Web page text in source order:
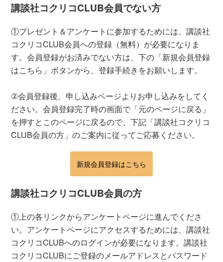
講談社コクリコCLUB会員でない方
①プレゼント＆アンケートに参加するためには、講談社
コクリコCLUB会員への登録（無料）が必要になりま
す。会員登録がお済みでない方は、下の「新規会員登録
はこちら」ボタンから、登録手続きをお願いします。
②会員登録後、申し込みページよりお申し込みをしてく
ださい。会員登録完了時の画面で「元のページに戻る」
を押すとこのページに戻るので、下記「講談社コクリコ
CLUB会員の方」のご案内に従ってご応募ください。
新規会員登録はこちら
講談社コクリコCLUB会員の方
①上の各リンクからアンケートページに進んでくださ
い。アンケートページにアクセスするためには、講談社
コクリコCLUBへのログインが必要になります。講談社
コクリコCLUBにご登録のメールアドレスとパスワード